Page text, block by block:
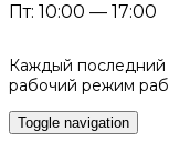
Пт: 10:00 — 17:00
Каждый последний
рабочий режим
Toggle navigation